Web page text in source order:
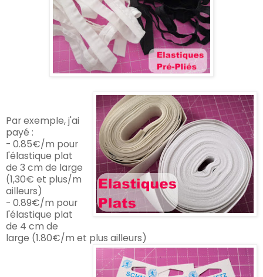
Par exemple, j'ai
payé :
- 0.85€/m pour
l'élastique plat
de 3 cm de large
(1,30€ et plus/m
ailleurs)
- 0.89€/m pour
l'élastique plat
de 4 cm de
large (1.80€/m et plus ailleurs)